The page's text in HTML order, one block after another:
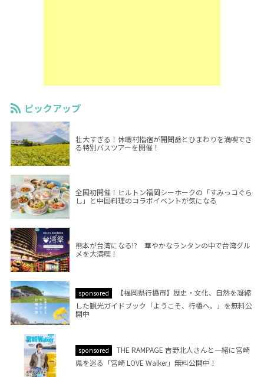
ピックアップ
壮大すぎる！休暇村指宿が開聞岳とひまわりを満喫でき
る特別バスツアーを開催！
全国初開催！ヒルトン福岡シーホークの「すみっコぐら
し」と中国料理のコラボイベントが気になる
熊本が台湾になる!? 華やかなランタンの中で台湾グル
メを大満喫！
sponsored
【福岡県行橋市】歴史・文化、自然を凝縮
した観光ガイドブック「ようこそ、行橋へ。」を無料公
開中
sponsored
THE RAMPAGE 吉野北人さんと一緒に宮崎
県を巡る「宮崎 LOVE Walker」無料公開中！